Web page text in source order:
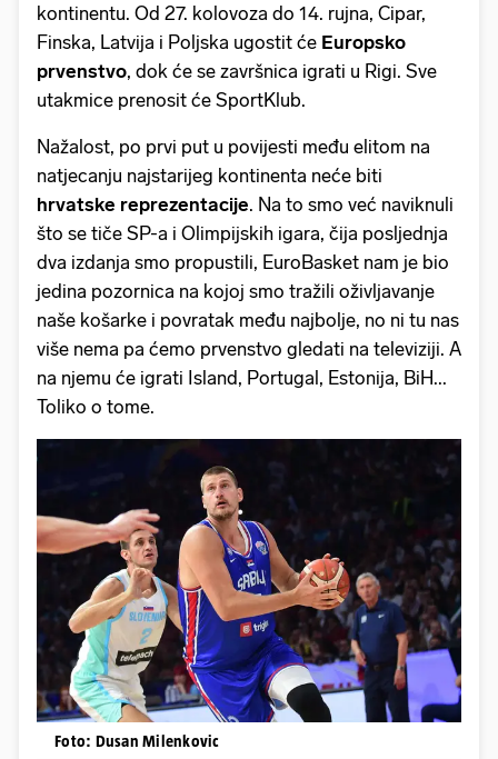
kontinentu. Od 27. kolovoza do 14. rujna, Cipar,
Finska, Latvija i Poljska ugostit će Europsko
prvenstvo, dok će se završnica igrati u Rigi. Sve
utakmice prenosit će SportKlub.
Nažalost, po prvi put u povijesti među elitom na
natjecanju najstarijeg kontinenta neće biti
hrvatske reprezentacije. Na to smo već naviknuli
što se tiče SP-a i Olimpijskih igara, čija posljednja
dva izdanja smo propustili, EuroBasket nam je bio
jedina pozornica na kojoj smo tražili oživljavanje
naše košarke i povratak među najbolje, no ni tu nas
više nema pa ćemo prvenstvo gledati na televiziji. A
na njemu će igrati Island, Portugal, Estonija, BiH...
Toliko o tome.
Foto: Dusan Milenkovic